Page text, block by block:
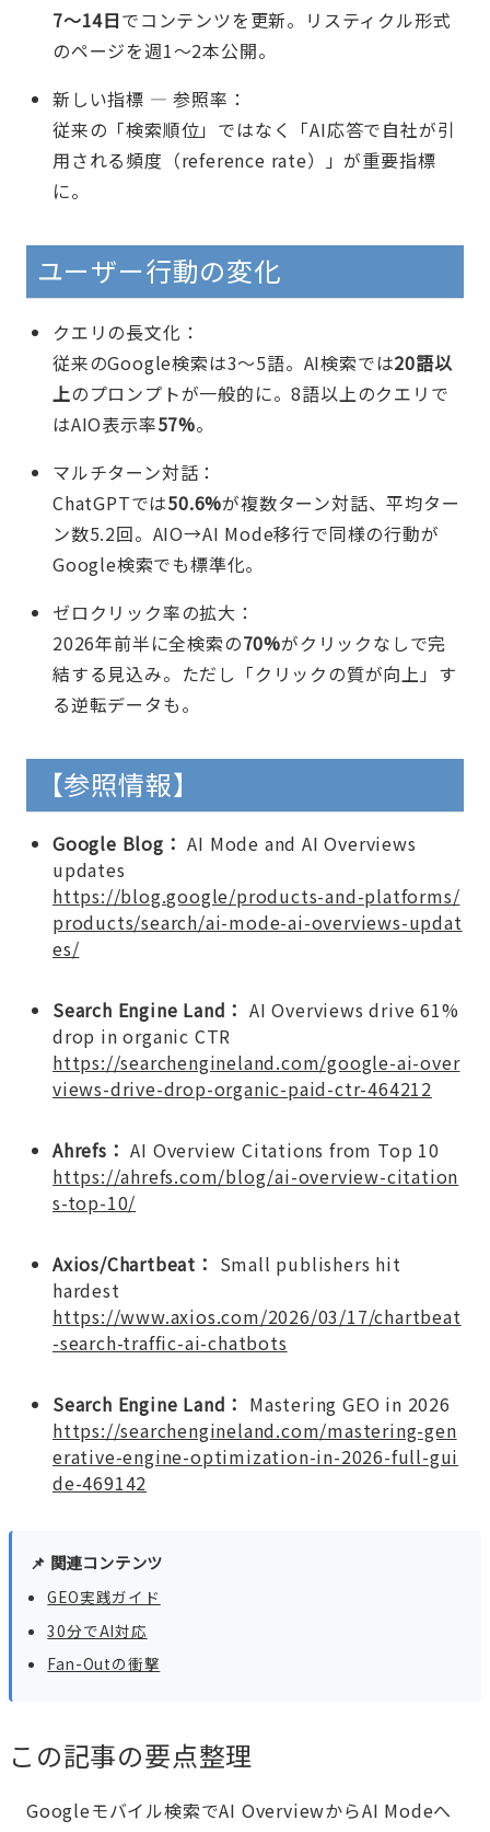
7〜14日でコンテンツを更新。リスティクル形式
のページを週1〜2本公開。
新しい指標 — 参照率：
従来の「検索順位」ではなく「AI応答で自社が引
用される頻度（reference rate）」が重要指標
に。
ユーザー行動の変化
クエリの長文化：
従来のGoogle検索は3〜5語。AI検索では20語以
上のプロンプトが一般的に。8語以上のクエリで
はAIO表示率57%。
マルチターン対話：
ChatGPTでは50.6%が複数ターン対話、平均ター
ン数5.2回。AIO→AI Mode移行で同様の行動が
Google検索でも標準化。
ゼロクリック率の拡大：
2026年前半に全検索の70%がクリックなしで完
結する見込み。ただし「クリックの質が向上」す
る逆転データも。
【参照情報】
Google Blog： AI Mode and AI Overviews
updates
https://blog.google/products-and-platforms/
products/search/ai-mode-ai-overviews-updat
es/
Search Engine Land： AI Overviews drive 61%
drop in organic CTR
https://searchengineland.com/google-ai-over
views-drive-drop-organic-paid-ctr-464212
Ahrefs： AI Overview Citations from Top 10
https://ahrefs.com/blog/ai-overview-citation
s-top-10/
Axios/Chartbeat： Small publishers hit
hardest
https://www.axios.com/2026/03/17/chartbeat
-search-traffic-ai-chatbots
Search Engine Land： Mastering GEO in 2026
https://searchengineland.com/mastering-gen
erative-engine-optimization-in-2026-full-gui
de-469142
📌 関連コンテンツ
GEO実践ガイド
30分でAI対応
Fan-Outの衝撃
この記事の要点整理
Googleモバイル検索でAI OverviewからAI Modeへ